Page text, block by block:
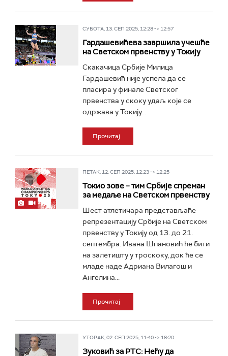
СУБОТА, 13. СЕП 2025, 12:28 -> 12:57
Гардашевићева завршила учешће
на Светском првенству у Токију
Скакачица Србије Милица
Гардашевић није успела да се
пласира у финале Светског
првенства у скоку удаљ које се
одржава у Токију...
Прочитај
ПЕТАК, 12. СЕП 2025, 12:23 -> 12:25
Токио зове – тим Србије спреман
за медаље на Светском првенству
Шест атлетичара представљаће
репрезентацију Србије на Светском
првенству у Токију од 13. до 21.
септембра. Ивана Шпановић ће бити
на залетишту у троскоку, док ће се
младе наде Адриана Вилагош и
Ангелина...
Прочитај
УТОРАК, 02. СЕП 2025, 11:40 -> 18:20
Зуковић за РТС: Нећу да